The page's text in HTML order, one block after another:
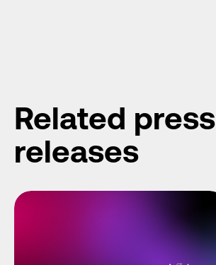
Related press
releases